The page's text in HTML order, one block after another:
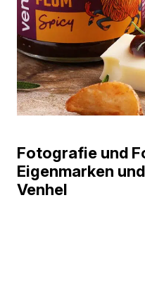
Fotografie und
Eigenmarken
Venhel